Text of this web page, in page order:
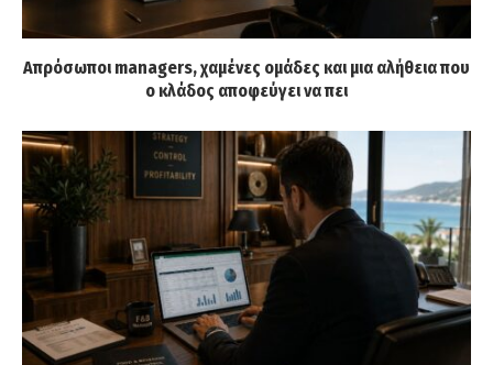
Απρόσωποι managers, χαμένες ομάδες και μια αλήθεια που
ο κλάδος αποφεύγει να πει